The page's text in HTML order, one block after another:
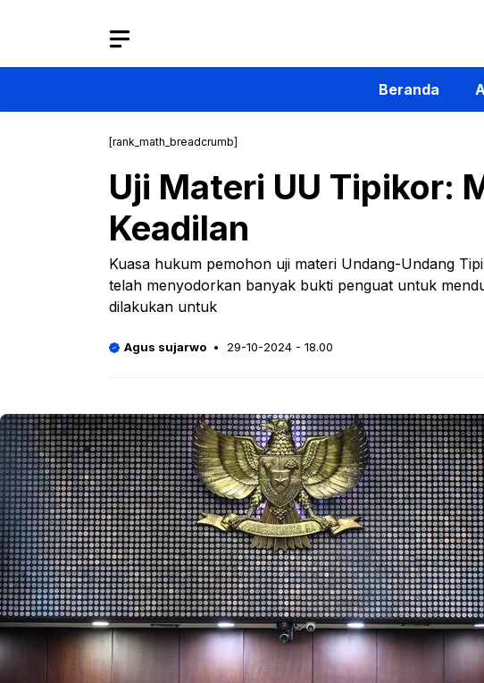
Beranda
[rank_math_breadcrumb]
Uji Materi UU Tipikor:
Keadilan
Kuasa hukum pemohon uji materi Undang-Undang
telah menyodorkan banyak bukti penguat untuk
dilakukan untuk
Agus sujarwo 29-10-2024 - 18.00